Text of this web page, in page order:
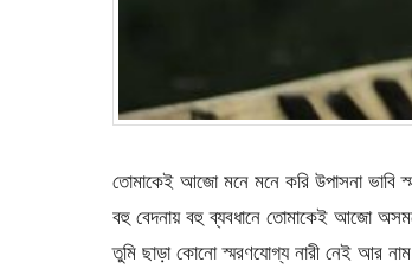
তোমাকেই আজো মনে মনে করি উপাসনা ভাবি
বহু বেদনায় বহু ব্যবধানে তোমাকেই আজো
তুমি ছাড়া কোনো স্মরণযোগ্য নারী নেই আর